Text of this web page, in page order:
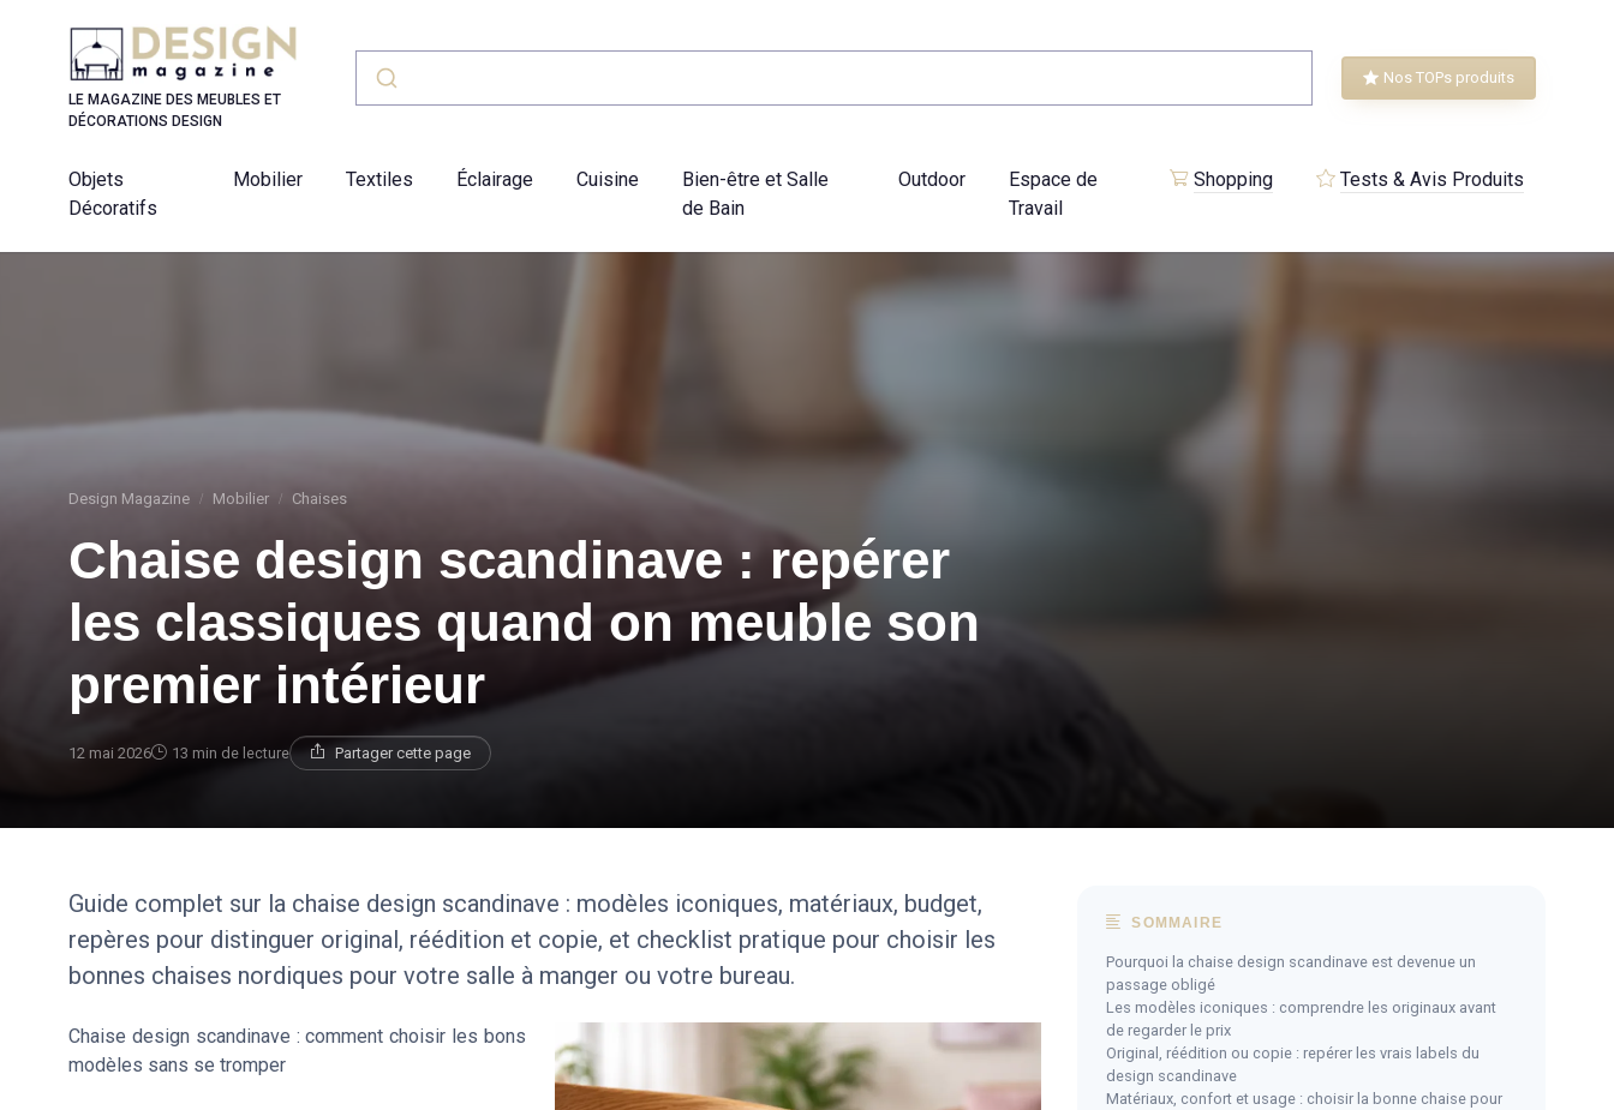
LE MAGAZINE DES MEUBLES ET
DÉCORATIONS DESIGN
Nos TOPs produits
Objets
Décoratifs
Mobilier Textiles Éclairage Cuisine
Bien-être et Salle
de Bain
Outdoor
Espace de
Travail
Shopping Tests & Avis Produits
Design Magazine Mobilier Chaises
Chaise design scandinave : repérer
les classiques quand on meuble son
premier intérieur
12 mai 2026 13 min de lecture Partager cette page
Guide complet sur la chaise design scandinave : modèles iconiques, matériaux, budget,
repères pour distinguer original, réédition et copie, et checklist pratique pour choisir les
bonnes chaises nordiques pour votre salle à manger ou votre bureau.
Chaise design scandinave : comment choisir les bons
modèles sans se tromper
SOMMAIRE
Pourquoi la chaise design scandinave est devenue un
passage obligé
Les modèles iconiques : comprendre les originaux avant
de regarder le prix
Original, réédition ou copie : repérer les vrais labels du
design scandinave
Matériaux, confort et usage : choisir la bonne chaise pour